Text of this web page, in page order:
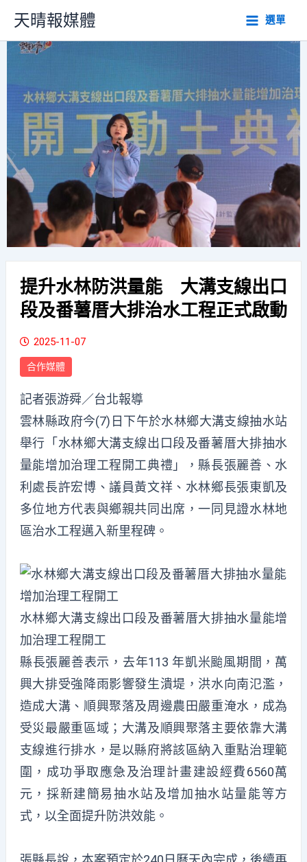
主
天晴報媒體 選單
提升水林防洪量能 大溝支線出口
段及番薯厝大排治水工程正式啟動
2025-11-07
合作媒體
記者張游舜／台北報導
雲林縣政府今(7)日下午於水林鄉大溝支線抽水站
舉行「水林鄉大溝支線出口段及番薯厝大排抽水
量能增加治理工程開工典禮」，縣長張麗善、水
利處長許宏博、議員黃文祥、水林鄉長張東凱及
多位地方代表與鄉親共同出席，一同見證水林地
區治水工程邁入新里程碑。
水林鄉大溝支線出口段及番薯厝大排抽水量能增
加治理工程開工
縣長張麗善表示，去年113 年凱米颱風期間，萬
興大排受強降雨影響發生潰堤，洪水向南氾濫，
造成大溝、順興聚落及周邊農田嚴重淹水，成為
受災最嚴重區域；大溝及順興聚落主要依靠大溝
支線進行排水，是以縣府將該區納入重點治理範
圍，成功爭取應急及治理計畫建設經費6560萬
元，採新建簡易抽水站及增加抽水站量能等方
式，以全面提升防洪效能。